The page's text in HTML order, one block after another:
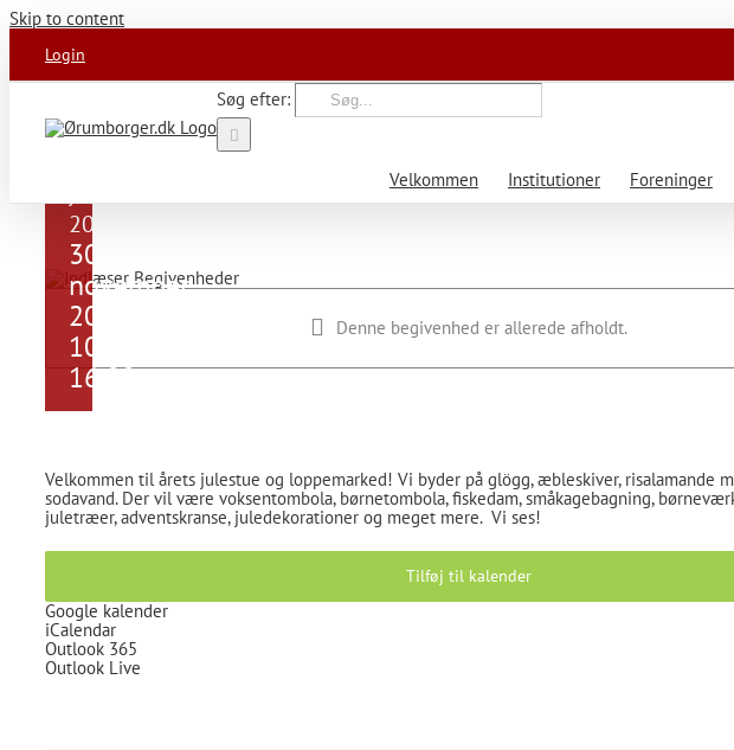
Skip to content
Login
Søg efter:
Velkommen Institutioner Foreninger
Denne begivenhed er allerede afholdt.
FDF
2019
30.
november,
2019 kl.
10:00
16:00
Velkommen til årets julestue og loppemarked! Vi byder på glögg, æbleskiver, risalamande
sodavand. Der vil være voksentombola, børnetombola, fiskedam, småkagebagning,
juletræer, adventskranse, juledekorationer og meget mere. Vi ses!
Tilføj til kalender
Google kalender
iCalendar
Outlook 365
Outlook Live